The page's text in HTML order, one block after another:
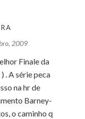
2009
Finale da
. A série peca
na hr de
Barney-
o caminho q